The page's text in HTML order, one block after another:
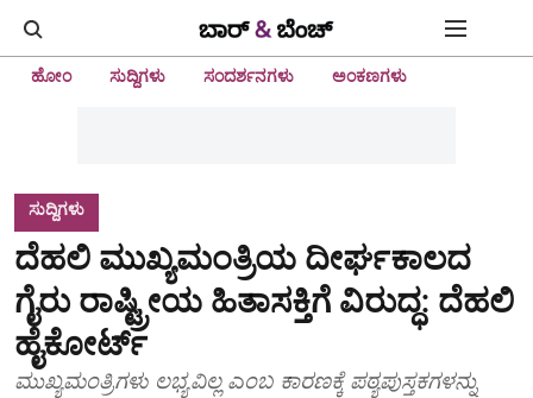
ಹೋಂ ಸುದ್ದಿಗಳು ಸಂದರ್ಶನಗಳು ಅಂಕಣಗಳು
ಸುದ್ದಿಗಳು
ದೆಹಲಿ ಮುಖ್ಯಮಂತ್ರಿಯ ದೀರ್ಘಕಾಲದ
ಗೈರು ರಾಷ್ಟ್ರೀಯ ಹಿತಾಸಕ್ತಿಗೆ ವಿರುದ್ಧ: ದೆಹಲಿ
ಹೈಕೋರ್ಟ್
ಮುಖ್ಯಮಂತ್ರಿಗಳು ಲಭ್ಯವಿಲ್ಲ ಎಂಬ ಕಾರಣಕ್ಕೆ ಪಠ್ಯಪುಸ್ತಕಗಳನ್ನು